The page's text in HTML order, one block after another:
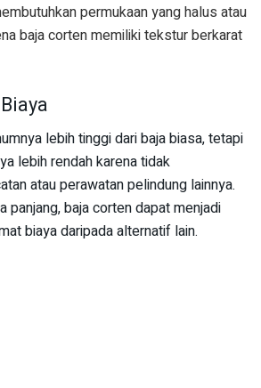
permukaan yang halus atau
baja corten memiliki tekstur berkarat
lebih tinggi dari baja biasa, tetapi
lebih rendah karena tidak
atau perawatan pelindung lainnya.
panjang, baja corten dapat menjadi
biaya daripada alternatif lain.